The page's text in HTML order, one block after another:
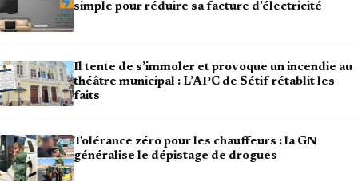
simple pour réduire sa facture d’électricité
Il tente de s’immoler et provoque un incendie au
théâtre municipal : L’APC de Sétif rétablit les
faits
Tolérance zéro pour les chauffeurs : la GN
généralise le dépistage de drogues